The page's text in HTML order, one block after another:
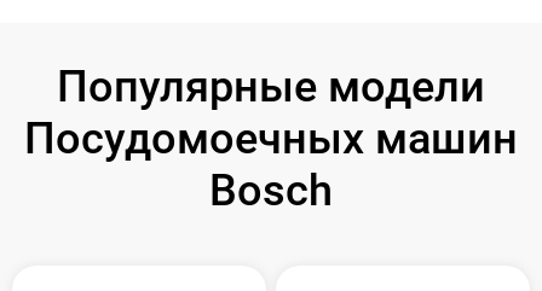
Популярные модели
Посудомоечных машин
Bosch